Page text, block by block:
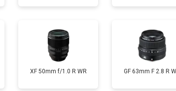
XF 50mm f/1.0 R WR GF 63mm F 2.8 R